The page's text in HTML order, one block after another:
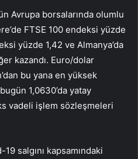
Avrupa borsalarında olumlu
FTSE 100 endeksi yüzde
yüzde 1,42 ve Almanya’da
kazandı. Euro/dolar
bu yana en yüksek
1,0630’da yatay
vadeli işlem sözleşmeleri
salgını kapsamındaki